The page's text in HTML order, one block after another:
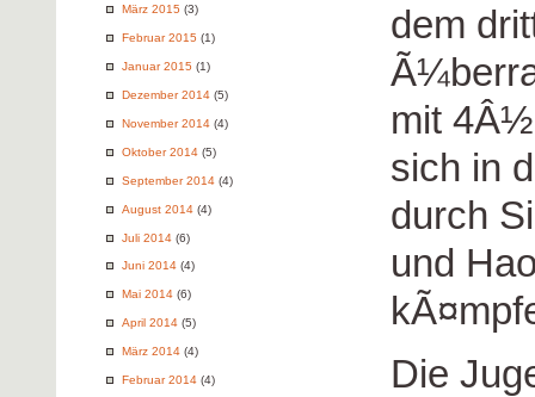
März 2015 (3)
Februar 2015 (1)
Januar 2015 (1)
Dezember 2014 (5)
November 2014 (4)
Oktober 2014 (5)
September 2014 (4)
August 2014 (4)
Juli 2014 (6)
Juni 2014 (4)
Mai 2014 (6)
April 2014 (5)
März 2014 (4)
Februar 2014 (4)
dem
mit
sich in
durch
und
Die